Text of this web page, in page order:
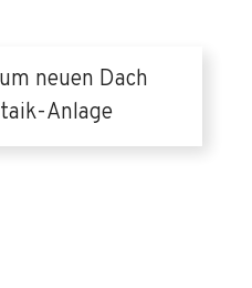
neuen Dach
Anlage